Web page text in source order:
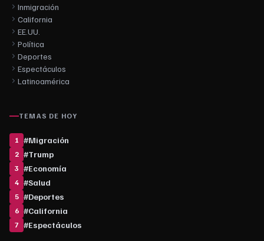
Inmigración
California
EE.UU.
Política
Deportes
Espectáculos
Latinoamérica
TEMAS DE HOY
1 #Migración
2 #Trump
3 #Economía
4 #Salud
5 #Deportes
6 #California
7 #Espectáculos